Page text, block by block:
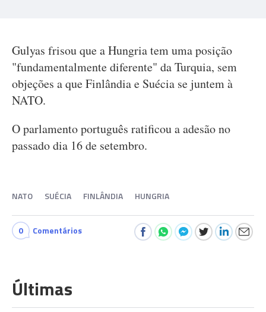
Gulyas frisou que a Hungria tem uma posição
"fundamentalmente diferente" da Turquia, sem
objeções a que Finlândia e Suécia se juntem à
NATO.
O parlamento português ratificou a adesão no
passado dia 16 de setembro.
NATO SUÉCIA FINLÂNDIA HUNGRIA
0 Comentários
Últimas